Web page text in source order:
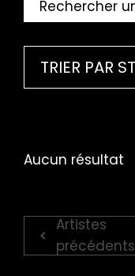
TRIER PAR
Aucun résultat
Artistes
précédents